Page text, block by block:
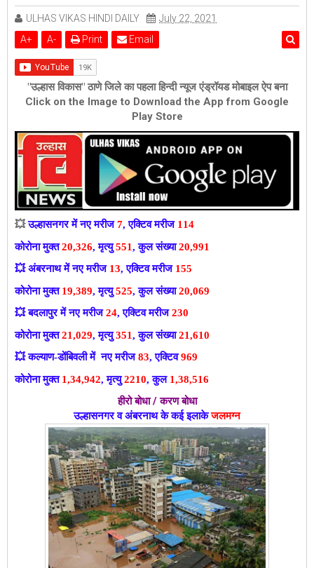
ULHAS VIKAS HINDI DAILY
July 22, 2021
A+ A- Print Email
"उल्हास विकास" ठाणे जिले का पहला हिन्दी न्यूज एंड्रॉयड मोबाइल ऐप बना
Click on the Image to Download the App from Google
Play Store
💥उल्हासनगर में नए मरीज7, एक्टिव मरीज 114
कोरोना मुक्त20,326, मृत्यु551, कुल संख्या20,991
💥अंबरनाथ में नए मरीज 13, एक्टिव मरीज 155
कोरोना मुक्त19,389, मृत्यु525, कुल संख्या20,069
💥बदलापुर में नए मरीज24, एक्टिव मरीज230
कोरोना मुक्त21,029, मृत्यु351, कुल संख्या21,610
💥कल्याण-डोंबिवली में नए मरीज83, एक्टिव969
कोरोना मुक्त1,34,942, मृत्यु2210, कुल 1,38,516
हीरो बोधा / करण बोधा
उल्हासनगर व अंबरनाथ के कई इलाकेजलमग्न